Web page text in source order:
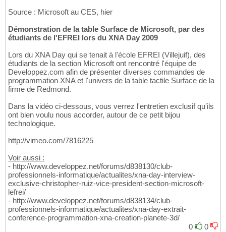
Source : Microsoft au CES, hier
Démonstration de la table Surface de Microsoft, par des
étudiants de l'EFREI lors du XNA Day 2009
Lors du XNA Day qui se tenait à l'école EFREI (Villejuif), des
étudiants de la section Microsoft ont rencontré l'équipe de
Developpez.com afin de présenter diverses commandes de
programmation XNA et l'univers de la table tactile Surface de la
firme de Redmond.
Dans la vidéo ci-dessous, vous verrez l'entretien exclusif qu'ils
ont bien voulu nous accorder, autour de ce petit bijou
technologique.
http://vimeo.com/7816225
Voir aussi :
- http://www.developpez.net/forums/d838130/club-
professionnels-informatique/actualites/xna-day-interview-
exclusive-christopher-ruiz-vice-president-section-microsoft-
lefrei/
- http://www.developpez.net/forums/d838134/club-
professionnels-informatique/actualites/xna-day-extrait-
conference-programmation-xna-creation-planete-3d/
0
0